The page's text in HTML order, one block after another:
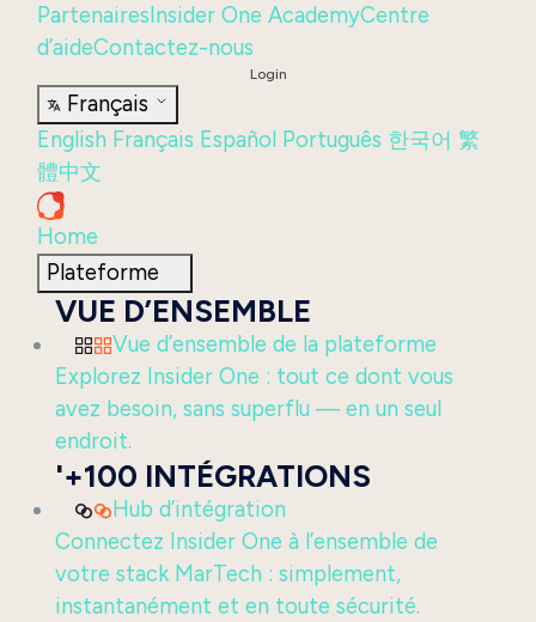
Partenaires Insider One AcademyCentre
d’aideContactez-nous
Login
Français
English Français Español Português 한국어 繁
體中文
Home
Plateforme
VUE D’ENSEMBLE
Vue d’ensemble de la plateforme
Explorez Insider One : tout ce dont vous
avez besoin, sans superflu — en un seul
endroit.
'+100 INTÉGRATIONS
Hub d’intégration
Connectez Insider One à l’ensemble de
votre stack MarTech : simplement,
instantanément et en toute sécurité.